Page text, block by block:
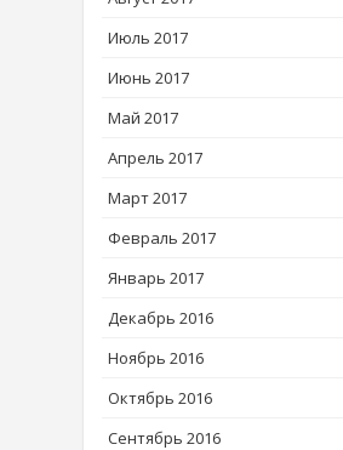
Июль 2017
Июнь 2017
Май 2017
Апрель 2017
Март 2017
Февраль 2017
Январь 2017
Декабрь 2016
Ноябрь 2016
Октябрь 2016
Сентябрь 2016